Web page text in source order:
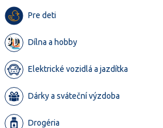
Pre deti
Dílna a hobby
Elektrické vozidlá a jazdítka
Dárky a sváteční výzdoba
Drogéria